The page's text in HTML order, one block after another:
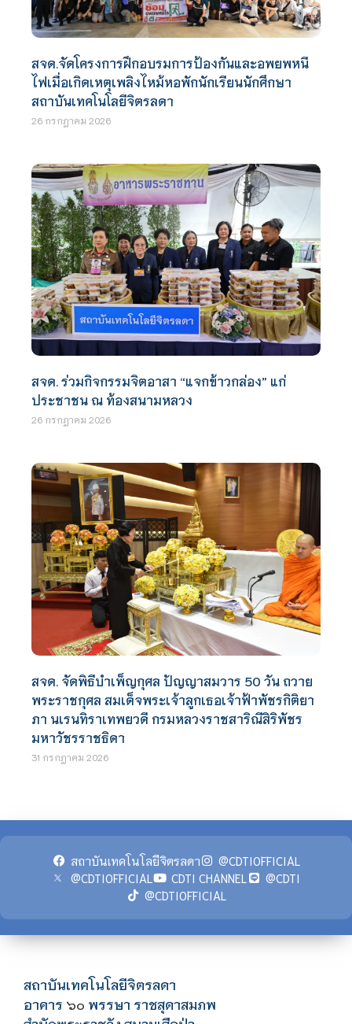
สจด.จัดโครงการฝึกอบรมการป้องกันและอพยพหนี
ไฟเมื่อเกิดเหตุเพลิงไหม้หอพักนักเรียนนักศึกษา
สถาบันเทคโนโลยีจิตรลดา
26 กรกฎาคม 2026
สจด. ร่วมกิจกรรมจิตอาสา “แจกข้าวกล่อง” แก่
ประชาชน ณ ท้องสนามหลวง
26 กรกฎาคม 2026
สจด. จัดพิธีบำเพ็ญกุศล ปัญญาสมวาร 50 วัน ถวาย
พระราชกุศล สมเด็จพระเจ้าลูกเธอเจ้าฟ้าพัชรกิติยา
ภา นเรนทิราเทพยวดี กรมหลวงราชสาริณีสิริพัชร
มหาวัชรราชธิดา
31 กรกฎาคม 2026
สถาบันเทคโนโลยีจิตรลดา
@CDTIOFFICIAL
@CDTIOFFICIAL
CDTI CHANNEL
@CDTI
@CDTIOFFICIAL
สถาบันเทคโนโลยีจิตรลดา
อาคาร ๖๐ พรรษา ราชสุดาสมภพ